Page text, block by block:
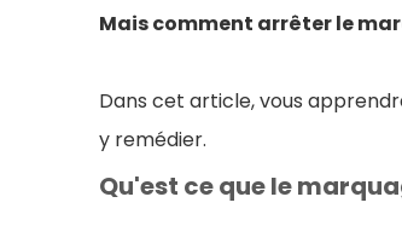
Mais comment arrêter le
Dans cet article, vous
y remédier.
Qu'est ce que le